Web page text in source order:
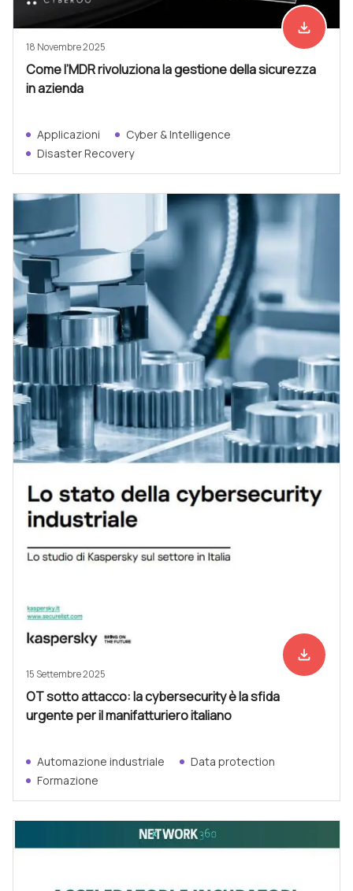
Scarica
file_download
18 Novembre 2025
Come l’MDR rivoluziona la gestione della sicurezza
in azienda
Applicazioni
Cyber & Intelligence
Disaster Recovery
Scarica
file_download
15 Settembre 2025
OT sotto attacco: la cybersecurity è la sfida
urgente per il manifatturiero italiano
Automazione industriale
Data protection
Formazione